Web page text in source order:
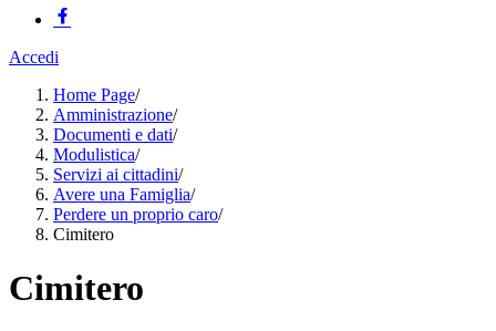
Accedi
Home Page/
Amministrazione/
Documenti e dati/
Modulistica/
Servizi ai cittadini/
Avere una Famiglia/
Perdere un proprio caro/
Cimitero
Cimitero